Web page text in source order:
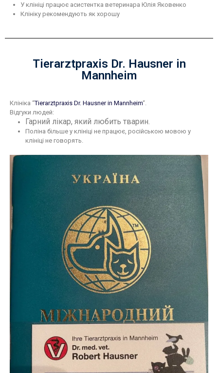
У клініці працює асистентка ветеринара Юлія Яковенко
Клініку рекомендують як хорошу
Tierarztpraxis Dr. Hausner in
Mannheim
Клініка “Tierarztpraxis Dr. Hausner in Mannheim“.
Відгуки людей:
Гарний лікар, який любить тварин.
Поліна більше у клініці не працює, російською мовою у
клініці не говорять.